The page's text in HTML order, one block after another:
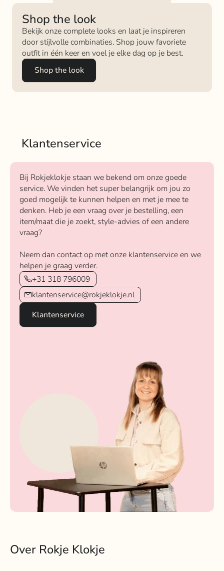
Shop the look
Bekijk onze complete looks en laat je inspireren
door stijlvolle combinaties. Shop jouw favoriete
outfit in één keer en voel je elke dag op je best.
Shop the look
Klantenservice
Bij Rokjeklokje staan we bekend om onze goede
service. We vinden het super belangrijk om jou zo
goed mogelijk te kunnen helpen en met je mee te
denken. Heb je een vraag over je bestelling, een
item/maat die je zoekt, style-advies of een andere
vraag?
Neem dan contact op met onze klantenservice en we
helpen je graag verder.
+31 318 796009
klantenservice@rokjeklokje.nl
Klantenservice
Over Rokje Klokje